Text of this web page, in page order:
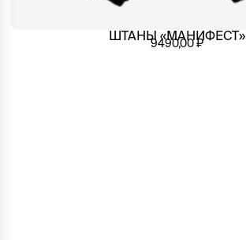
ШТАНЫ «МАНИФЕСТ»
9490,00₽